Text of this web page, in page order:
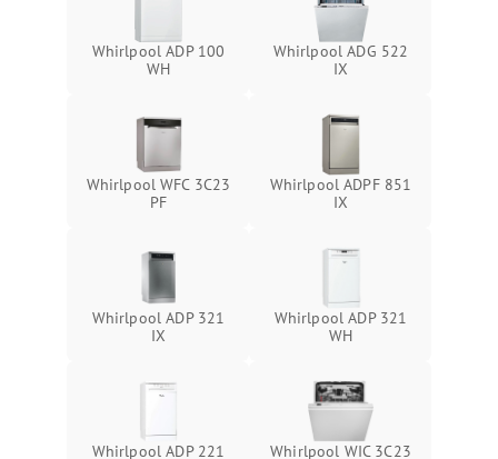
Whirlpool ADP 100
WH
Whirlpool ADG 522
IX
Whirlpool WFC 3C23
PF
Whirlpool ADPF 851
IX
Whirlpool ADP 321
IX
Whirlpool ADP 321
WH
Whirlpool ADP 221
Whirlpool WIC 3C23